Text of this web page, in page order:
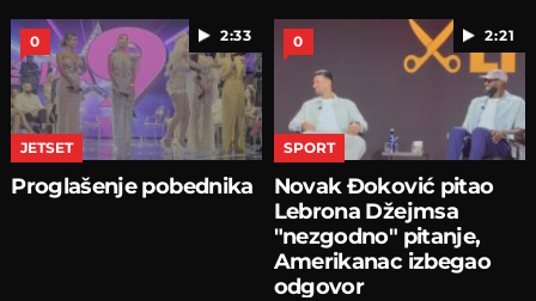
2:33
0
JETSET
Proglašenje pobednika
2:21
0
SPORT
Novak Đoković pitao
Lebrona Džejmsa
"nezgodno" pitanje,
Amerikanac izbegao
odgovor